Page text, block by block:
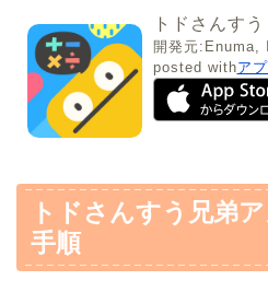
トドさんすう
開発元: Enuma,
posted withア
トドさんすう兄弟
手順